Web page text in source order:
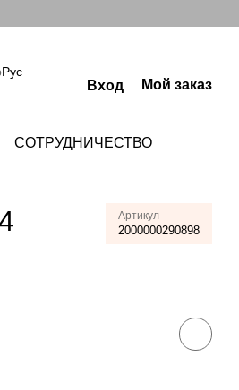
Рус
Вход Мой заказ
СОТРУДНИЧЕСТВО
Артикул
2000000290898